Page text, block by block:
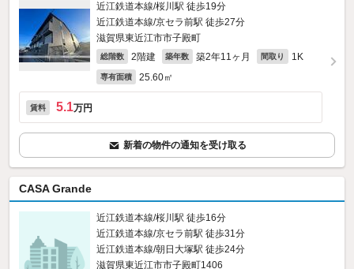
近江鉄道本線/桜川駅 徒歩19分
近江鉄道本線/京セラ前駅 徒歩27分
滋賀県東近江市市子殿町
総階数 2階建 築年数 築2年11ヶ月 間取り 1K
専有面積 25.60㎡
賃料 5.1万円
新着の物件の通知を受け取る
CASA Grande
近江鉄道本線/桜川駅 徒歩16分
近江鉄道本線/京セラ前駅 徒歩31分
近江鉄道本線/朝日大塚駅 徒歩24分
滋賀県東近江市市子殿町1406